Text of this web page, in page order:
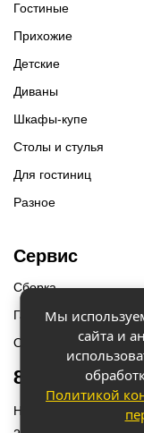
Гостиные
Прихожие
Детские
Диваны
Шкафы-купе
Столы и стулья
Для гостиниц
Разное
Сервис
Сборка
Гарантии
Оплата и доставка
8 (918) 087-
Наш адрес: г.
Мы
сайта и
Политикой